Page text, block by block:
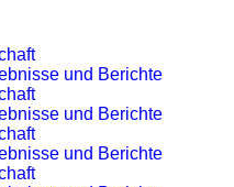
und Berichte
und Berichte
und Berichte